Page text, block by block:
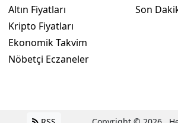
Altın Fiyatları
Kripto Fiyatları
Ekonomik Takvim
Nöbetçi Eczaneler
Son